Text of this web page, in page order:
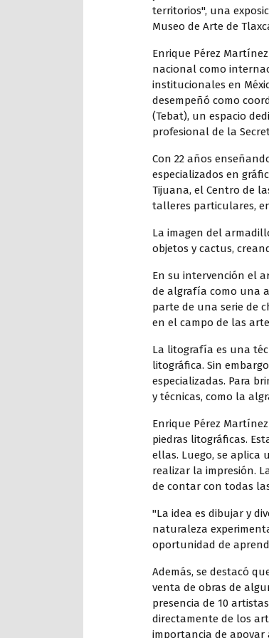
territorios", una
Museo de Arte de
Enrique Pérez
nacional como
institucionales en
desempeñó como
(Tebat), un espacio
profesional de la
Con 22 años
especializados en
Tijuana, el Centro de
talleres particulares,
La imagen del
objetos y cactus,
En su intervención el
de algrafía como una
parte de una serie de
en el campo de las
La litografía es una
litográfica. Sin
especializadas. Para
y técnicas, como la
Enrique Pérez
piedras litográficas.
ellas. Luego, se
realizar la impresión.
de contar con todas
"La idea es dibujar y
naturaleza
oportunidad de
Además, se destacó
venta de obras de
presencia de 10
directamente de los
importancia de apoyar